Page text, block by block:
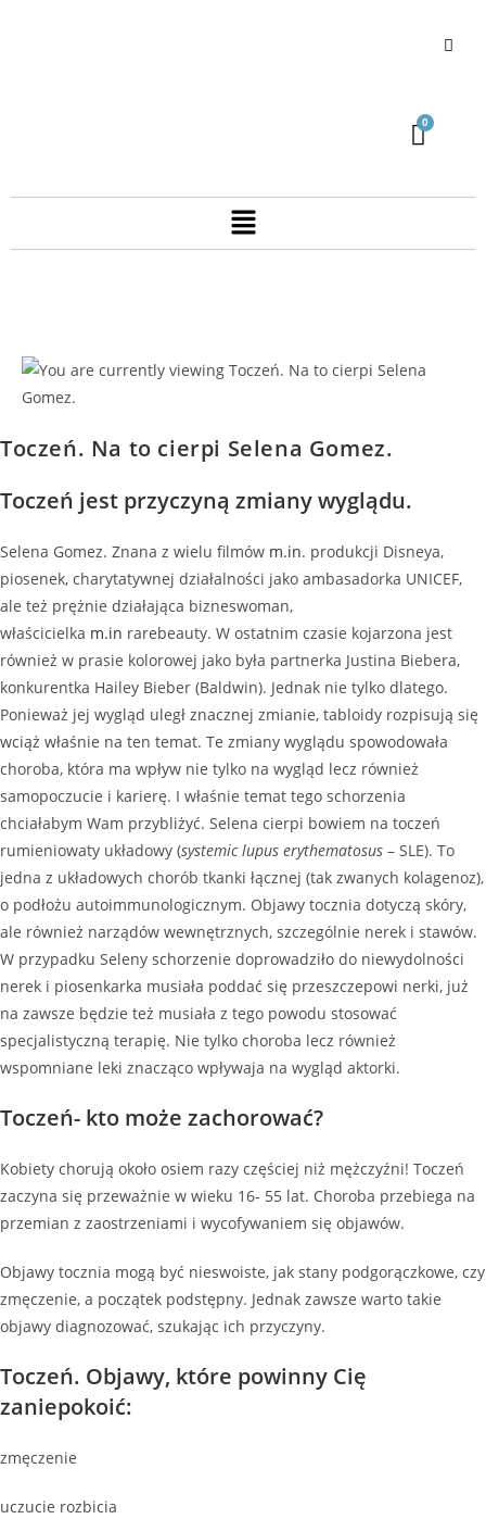
Toczeń. Na to cierpi Selena Gomez.
Toczeń jest przyczyną zmiany wyglądu.
Selena Gomez. Znana z wielu filmów m.in. produkcji Disneya,
piosenek, charytatywnej działalności jako ambasadorka UNICEF,
ale też prężnie działająca bizneswoman,
właścicielka m.in rarebeauty. W ostatnim czasie kojarzona jest
również w prasie kolorowej jako była partnerka Justina Biebera,
konkurentka Hailey Bieber (Baldwin). Jednak nie tylko dlatego.
Ponieważ jej wygląd uległ znacznej zmianie, tabloidy rozpisują się
wciąż właśnie na ten temat. Te zmiany wyglądu spowodowała
choroba, która ma wpływ nie tylko na wygląd lecz również
samopoczucie i karierę. I właśnie temat tego schorzenia
chciałabym Wam przybliżyć. Selena cierpi bowiem na toczeń
rumieniowaty układowy (systemic lupus erythematosus – SLE). To
jedna z układowych chorób tkanki łącznej (tak zwanych kolagenoz),
o podłożu autoimmunologicznym. Objawy tocznia dotyczą skóry,
ale również narządów wewnętrznych, szczególnie nerek i stawów.
W przypadku Seleny schorzenie doprowadziło do niewydolności
nerek i piosenkarka musiała poddać się przeszczepowi nerki, już
na zawsze będzie też musiała z tego powodu stosować
specjalistyczną terapię. Nie tylko choroba lecz również
wspomniane leki znacząco wpływaja na wygląd aktorki.
Toczeń- kto może zachorować?
Kobiety chorują około osiem razy częściej niż mężczyźni! Toczeń
zaczyna się przeważnie w wieku 16- 55 lat. Choroba przebiega na
przemian z zaostrzeniami i wycofywaniem się objawów.
Objawy tocznia mogą być nieswoiste, jak stany podgorączkowe, czy
zmęczenie, a początek podstępny. Jednak zawsze warto takie
objawy diagnozować, szukając ich przyczyny.
Toczeń. Objawy, które powinny Cię
zaniepokoić:
zmęczenie
uczucie rozbicia